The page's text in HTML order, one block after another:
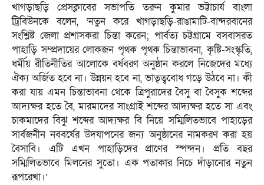
খাগড়াছড়ি প্রেসক্লাবের সভাপতি তরুন কুমার ভট্টাচার্য বাংলা
ট্রিবিউনকে বলেন, ‘নতুন করে খাগড়াছড়ি-রাঙামাটি-বান্দরবানের
সংশ্লিষ্ট জেলা প্রশাসকরা চিন্তা করেন; পার্বত্য চট্টগ্রামে বসবাসরত
পাহাড়ি সম্প্রদায়ের লোকজন পৃথক পৃথক চিন্তাভাবনা, কৃষ্টি-সংস্কৃতি,
ধর্মীয় রীতিনীতির আলোকে বর্ষবরণ অনুষ্ঠান করলে নিজেদের মধ্যে
ঐক্য অর্জিত হবে না। উন্নয়ন হবে না, ভাতৃত্ববোধ গড়ে উঠবে না। কী
করা যায় এমন চিন্তাভাবনা থেকে ত্রিপুরাদের বৈসু বা বৈসুক শব্দের
আদ্যক্ষর হতে বৈ, মারমাদের সাংগ্রাই শব্দের আদ্যক্ষর হতে সা এবং
চাকমাদের বিঝু শব্দের আদ্যক্ষর বি নিয়ে সম্মিলিতভাবে পাহাড়ের
সার্বজনীন নববর্ষের উদযাপনের জন্য অনুষ্ঠানের নামকরণ করা হয়
বৈসাবি। এটি এখন পাহাড়িদের প্রাণের স্পন্দন। প্রতি বছর
সম্মিলিতভাবে মিলনের সুতো। এক পতাকার নিচে দাঁড়ানোর নতুন
রূপরেখা।’